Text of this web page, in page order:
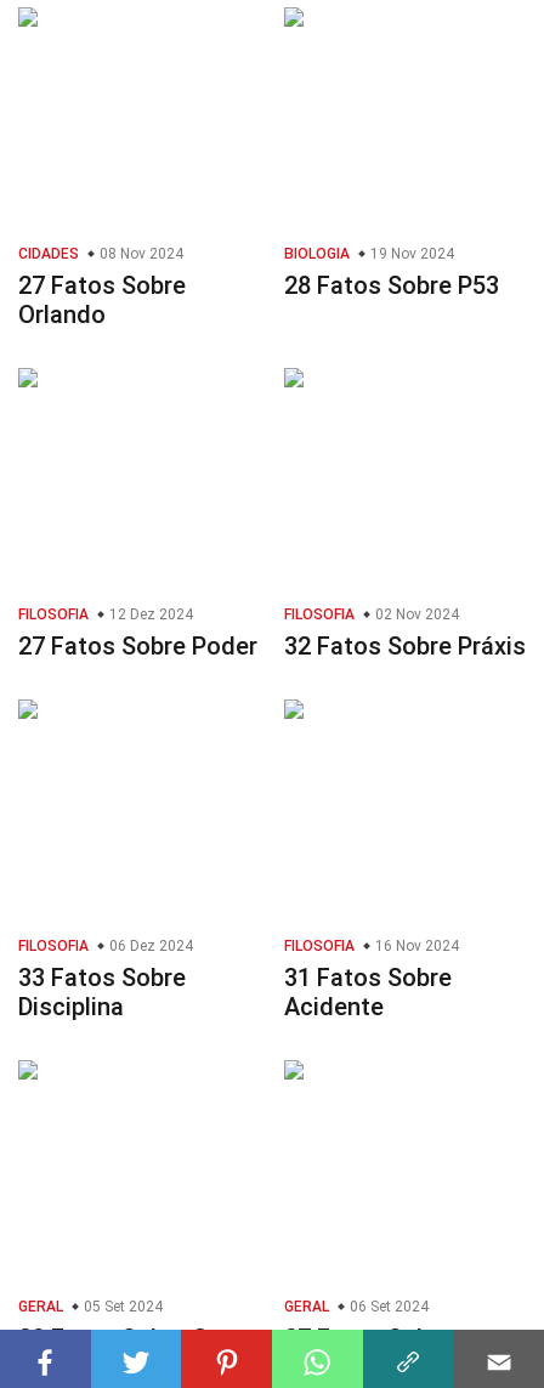
CIDADES 08 Nov 2024
27 Fatos Sobre
Orlando
BIOLOGIA 19 Nov 2024
28 Fatos Sobre P53
FILOSOFIA 12 Dez 2024
27 Fatos Sobre Poder
FILOSOFIA 02 Nov 2024
32 Fatos Sobre Práxis
FILOSOFIA 06 Dez 2024
33 Fatos Sobre
Disciplina
FILOSOFIA 16 Nov 2024
31 Fatos Sobre
Acidente
GERAL 05 Set 2024
28 Fatos Sobre Cores
GERAL 06 Set 2024
27 Fatos Sobre
Escuridão